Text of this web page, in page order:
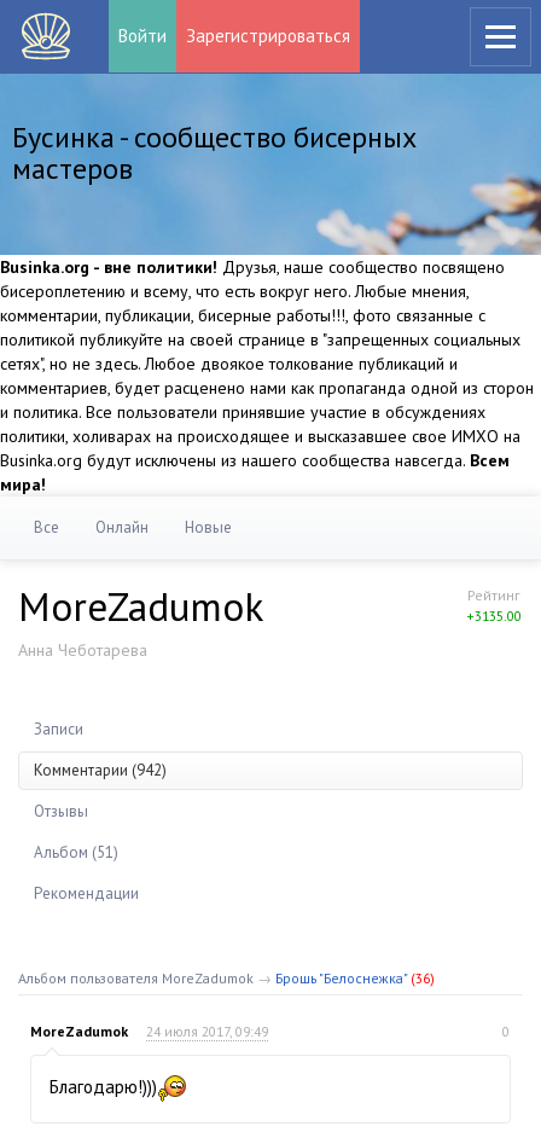
Войти Зарегистрироваться
Бусинка - сообщество бисерных
мастеров
Businka.org - вне политики! Друзья, наше сообщество посвящено
бисероплетению и всему, что есть вокруг него. Любые мнения,
комментарии, публикации, бисерные работы!!!, фото связанные с
политикой публикуйте на своей странице в "запрещенных социальных
сетях", но не здесь. Любое двоякое толкование публикаций и
комментариев, будет расценено нами как пропаганда одной из сторон
и политика. Все пользователи принявшие участие в обсуждениях
политики, холиварах на происходящее и высказавшее свое ИМХО на
Businka.org будут исключены из нашего сообщества навсегда. Всем
мира!
Все Онлайн Новые
Рейтинг
+3135.00
MoreZadumok
Анна Чеботарева
Записи
Комментарии (942)
Отзывы
Альбом (51)
Рекомендации
Альбом пользователя MoreZadumok → Брошь "Белоснежка" (36)
MoreZadumok 24 июля 2017, 09:49 0
Благодарю!)))